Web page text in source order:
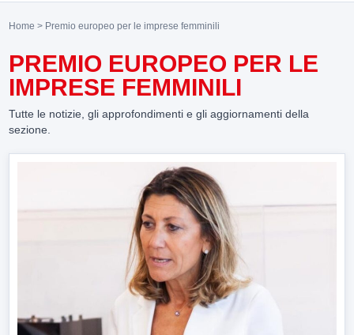
51enne
Home > Premio europeo per le imprese femminili
PREMIO EUROPEO PER LE
IMPRESE FEMMINILI
Tutte le notizie, gli approfondimenti e gli aggiornamenti della
sezione.